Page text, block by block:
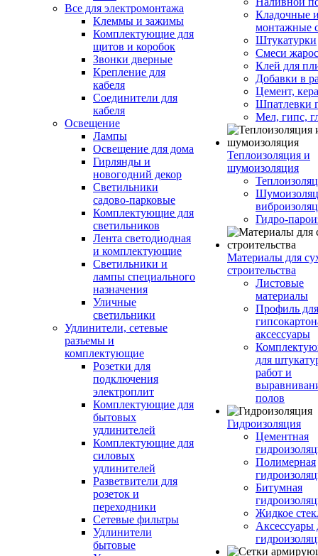
Все для электромонтажа
Клеммы и зажимы
Комплектующие для
щитов и коробок
Звонки дверные
Крепление для
кабеля
Соединители для
кабеля
Освещение
Лампы
Освещение для дома
Гирлянды и
новогодний декор
Светильники
садово-парковые
Комплектующие для
светильников
Лента светодиодная
и комплектующие
Светильники и
лампы специального
назначения
Уличные
светильники
Удлинители, сетевые
разъемы и
комплектующие
Розетки для
подключения
электроплит
Комплектующие для
бытовых
удлинителей
Комплектующие для
силовых
удлинителей
Разветвители для
розеток и
переходники
Сетевые фильтры
Удлинители
бытовые
Кладочные
монтажные
Штукатурки
Смеси
Клей для
Добавки в
Цемент,
Шпатлевки
Мел, гипс,
Теплоизоляция и
шумоизоляция
Гидро-
Материалы для
строительства
Листовые
материалы
Профиль для
аксессуары
для
работ и
полов
Гидроизоляция
Цементная
Полимерная
Битумная
Жидкое
Аксессуары